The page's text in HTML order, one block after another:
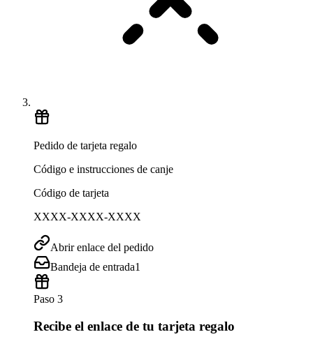
Pedido de tarjeta regalo
Código e instrucciones de canje
Código de tarjeta
XXXX-XXXX-XXXX
Abrir enlace del pedido
Bandeja de entrada1
Paso 3
Recibe el enlace de tu tarjeta regalo